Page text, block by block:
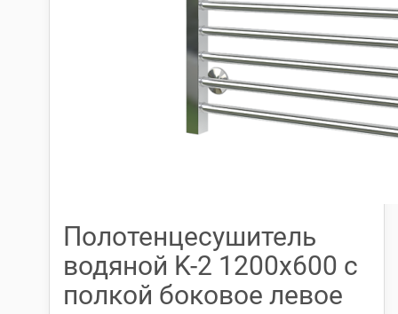
Полотенцесушитель
водяной K-2 1200х600 с
полкой боковое левое